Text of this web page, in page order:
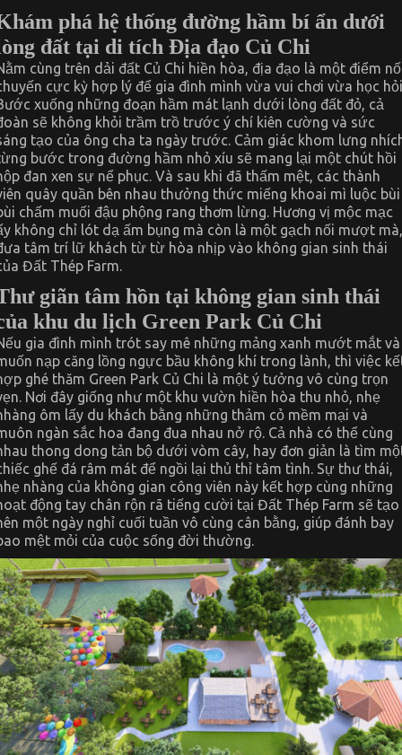
phá hệ thống đường hầm bí ẩn dưới
đất tại di tích Địa đạo Củ Chi
cùng trên dải đất Củ Chi hiền hòa, địa đạo là một điểm
cực kỳ hợp lý để gia đình mình vừa vui chơi vừa học
xuống những đoạn hầm mát lạnh dưới lòng đất đỏ, cả
sẽ không khỏi trầm trồ trước ý chí kiên cường và sức
tạo của ông cha ta ngày trước. Cảm giác khom lưng
bước trong đường hầm nhỏ xíu sẽ mang lại một chút hồi
đan xen sự nể phục. Và sau khi đã thấm mệt, các thành
quây quần bên nhau thưởng thức miếng khoai mì luộc bùi
chấm muối đậu phộng rang thơm lừng. Hương vị mộc mạc
không chỉ lót dạ ấm bụng mà còn là một gạch nối mượt mà,
tâm trí lữ khách từ từ hòa nhịp vào không gian sinh thái
Đất Thép Farm.
giãn tâm hồn tại không gian sinh thái
khu du lịch Green Park Củ Chi
gia đình mình trót say mê những mảng xanh mướt mắt và
nạp căng lồng ngực bầu không khí trong lành, thì việc
ghé thăm Green Park Củ Chi là một ý tưởng vô cùng trọn
Nơi đây giống như một khu vườn hiền hòa thu nhỏ, nhẹ
ôm lấy du khách bằng những thảm cỏ mềm mại và
ngàn sắc hoa đang đua nhau nở rộ. Cả nhà có thể cùng
thong dong tản bộ dưới vòm cây, hay đơn giản là tìm
ghế đá râm mát để ngồi lại thủ thỉ tâm tình. Sự thư thái,
nhàng của không gian công viên này kết hợp cùng những
động tay chân rộn rã tiếng cười tại Đất Thép Farm sẽ tạo
một ngày nghỉ cuối tuần vô cùng cân bằng, giúp đánh bay
mệt mỏi của cuộc sống đời thường.